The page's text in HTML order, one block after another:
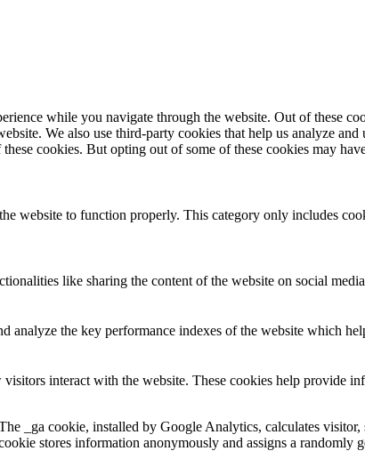
while you navigate through the website. Out of these
We also use third-party cookies that help us analyze
cookies. But opting out of some of these cookies may
website to function properly. This category only includes
like sharing the content of the website on social
analyze the key performance indexes of the website which
interact with the website. These cookies help provide
_ga cookie, installed by Google Analytics, calculates visitor,
stores information anonymously and assigns a randomly